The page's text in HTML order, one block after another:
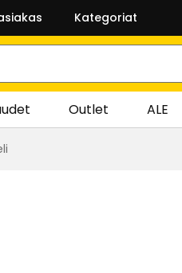
Kategoriat
Outlet ALE